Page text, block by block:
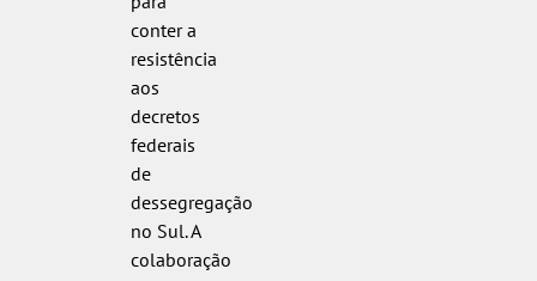
conter a
resistência
aos
decretos
federais
de
dessegregação
no Sul. A
colaboração